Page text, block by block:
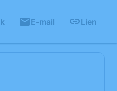
E-mail Lien